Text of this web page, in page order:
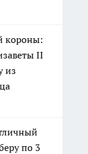
короны:
II
из
по 3